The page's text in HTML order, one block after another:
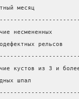
месяц
несмененных
кустов из 3 и
шпал